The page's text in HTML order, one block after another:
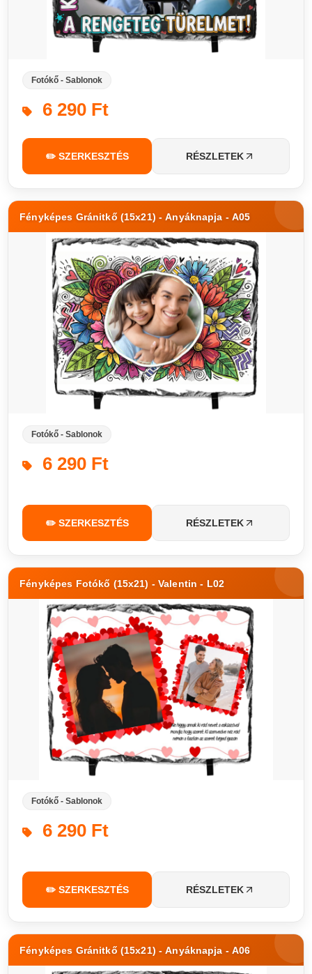
Fotókő - Sablonok
6 290 Ft
✏️ SZERKESZTÉS RÉSZLETEK
Fényképes Gránitkő (15x21) - Anyáknapja - A05
Fotókő - Sablonok
6 290 Ft
✏️ SZERKESZTÉS RÉSZLETEK
Fényképes Fotókő (15x21) - Valentin - L02
Fotókő - Sablonok
6 290 Ft
✏️ SZERKESZTÉS RÉSZLETEK
Fényképes Gránitkő (15x21) - Anyáknapja - A06